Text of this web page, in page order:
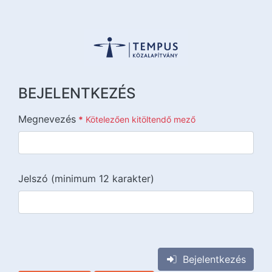
BEJELENTKEZÉS
Megnevezés * Kötelezően kitöltendő mező
Jelszó (minimum 12 karakter)
Bejelentkezés